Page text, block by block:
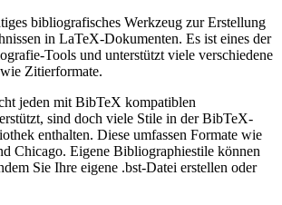
bibliografisches Werkzeug zur Erstellung
in LaTeX-Dokumenten. Es ist eines der
Tools und unterstützt viele verschiedene
Zitierformate.
jeden mit BibTeX kompatiblen
sind doch viele Stile in der BibTeX-
enthalten. Diese umfassen Formate wie
Chicago. Eigene Bibliographiestile können
Sie Ihre eigene .bst-Datei erstellen oder